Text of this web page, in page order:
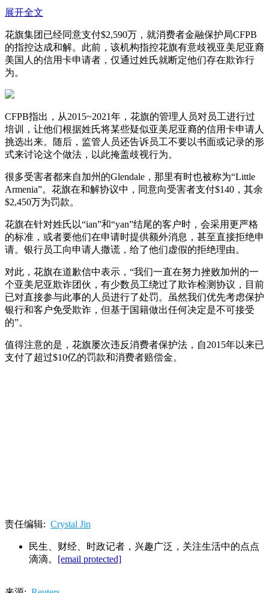
展开全文
花旗集团已经同意支付$2,590万，就消费者金融保护局CFPB
的指控达成和解。此前，该机构指控花旗有意歧视亚美尼亚裔
美国人的信用卡申请者，仅通过姓氏就断定他们存在欺诈行
为。
CFPB指出，从2015~2021年，花旗的管理人员对员工进行过
培训，让他们根据姓氏将某些疑似亚美尼亚裔的信用卡申请人
挑选出来。随后，监管人员还告诉员工不要以书面或记录的形
式来讨论这个做法，以此掩盖歧视行为。
很多受害者都来自加州的Glendale，那里有时也被称为“Little
Armenia”。花旗在和解协议中，同意向受害者支付$140，其余
$2,450万为罚款。
花旗在针对姓氏以“ian”和“yan”结尾的客户时，会采用更严格
的标准，或者要他们在申请时提供额外消息，甚至直接拒绝申
请。银行员工向申请人撒谎，给了他们虚假的拒绝理由。
对此，花旗在道歉信中表示，“我们一直在努力挫败加州的一
个亚美尼亚欺诈团伙，有少数员工绕过了欺诈检测协议，目前
已对直接参与此事的人员进行了处罚。虽然我们优先考虑保护
银行和客户免受欺诈，但基于国籍做出任何决定是不可接受
的”。
值得注意的是，花旗屡次违反消费者保护法，自2015年以来已
支付了超过$10亿的罚款和消费者赔偿金。
责任编辑: Crystal Jin
民生、财经、时政记者，兴趣广泛，关注生活中的点点
滴滴。 [email protected]